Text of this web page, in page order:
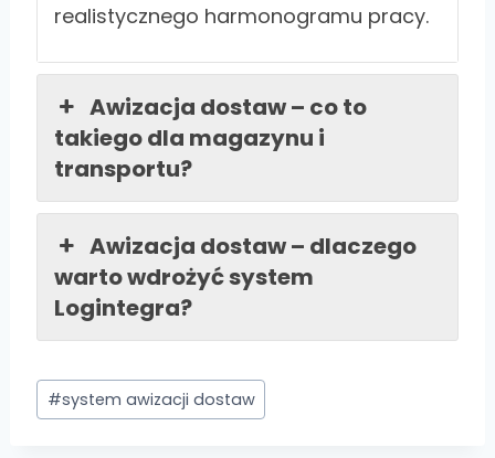
realistycznego harmonogramu pracy.
Awizacja dostaw – co to
takiego dla magazynu i
transportu?
Awizacja dostaw – dlaczego
warto wdrożyć system
Logintegra?
Post
Tags:
#system awizacji dostaw